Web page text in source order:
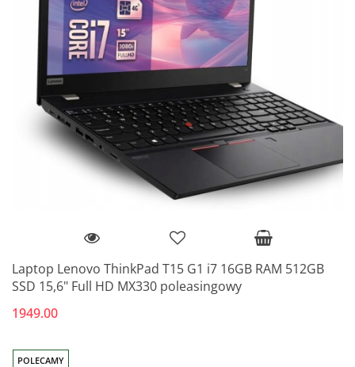
Laptop Lenovo ThinkPad T15 G1 i7 16GB RAM 512GB
SSD 15,6" Full HD MX330 poleasingowy
1949.00
POLECAMY